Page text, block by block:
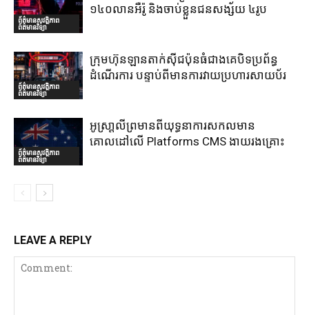
ព័ត៌មានសុវត្ថិភាព
ព័ត៌មានវិទ្យា
១៤០លានអឺរ៉ូ និងចាប់ខ្លួនជនសង្ស័យ ៤រូប
ព័ត៌មានសុវត្ថិភាព
ព័ត៌មានវិទ្យា
ក្រុមហ៊ុនឡានតាក់ស៊ីជប៉ុនធំជាងគេបិទប្រព័ន្ធ
ដំណើរការ បន្ទាប់ពីមានការវាយប្រហារសាយប័រ
ព័ត៌មានសុវត្ថិភាព
ព័ត៌មានវិទ្យា
អូស្រា្តលីព្រមានពីយុទ្ធនាការសកលមាន
គោលដៅលើ Platforms CMS ងាយរងគ្រោះ
LEAVE A REPLY